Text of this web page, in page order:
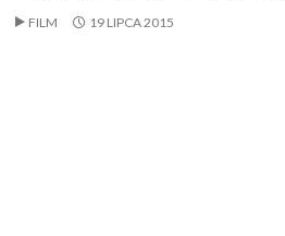
FILM 19 LIPCA 2015